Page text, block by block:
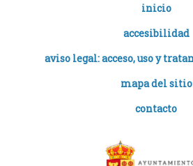
inicio
accesibilidad
aviso legal: acceso, uso y
mapa del sitio
contacto